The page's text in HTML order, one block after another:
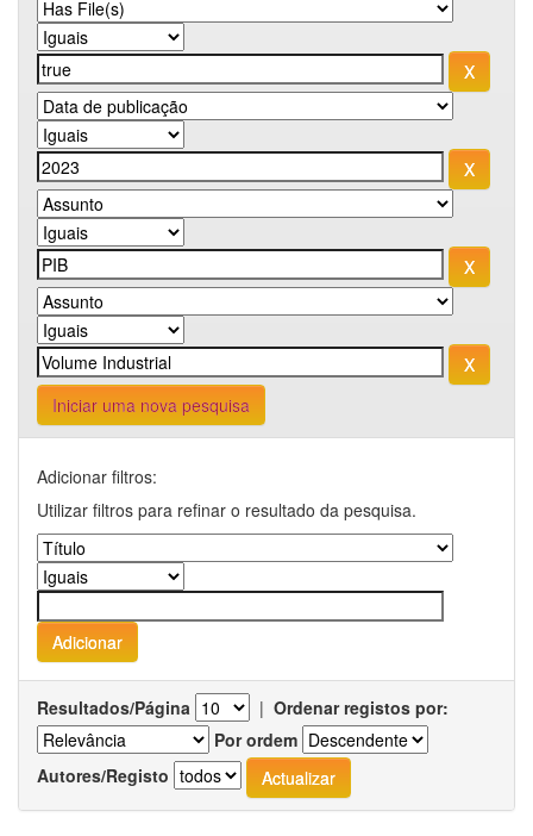
Iniciar uma nova pesquisa
Adicionar filtros:
Utilizar filtros para refinar o resultado da pesquisa.
Resultados/Página | Ordenar registos por:
Por ordem
Autores/Registo